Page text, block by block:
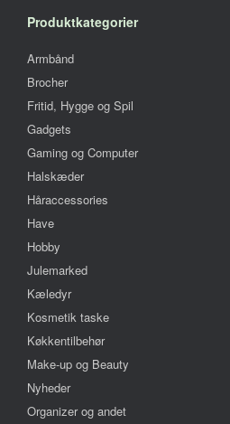
Produktkategorier
Armbånd
Brocher
Fritid, Hygge og Spil
Gadgets
Gaming og Computer
Halskæder
Håraccessories
Have
Hobby
Julemarked
Kæledyr
Kosmetik taske
Køkkentilbehør
Make-up og Beauty
Nyheder
Organizer og andet